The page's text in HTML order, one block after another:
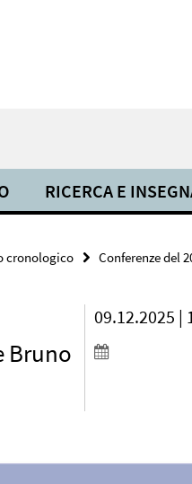
RICERCA E
cronologico Conferenze del
Bruno
09.12.2025 |